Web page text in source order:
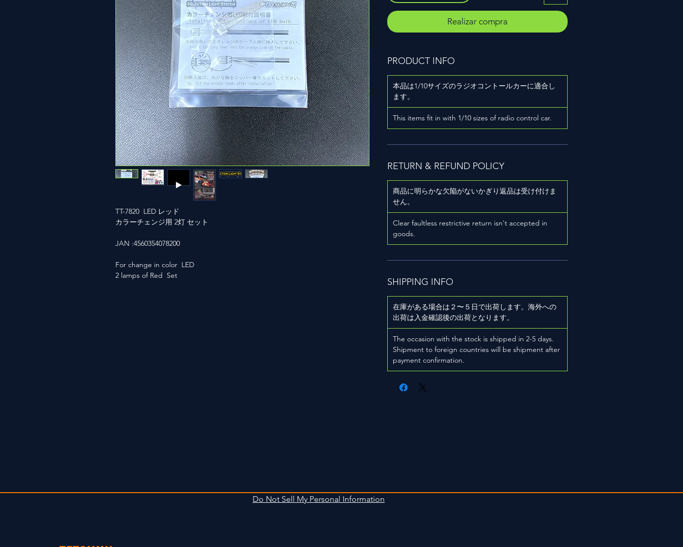
TT-7820 LED レッド
カラーチェンジ用 2灯 セット
JAN :4560354078200
For change in color LED
2 lamps of Red Set
Realizar compra
PRODUCT INFO
本品は1/10サイズのラジオコントールカーに適合し
ます。
This items fit in with 1/10 sizes of radio control car.
RETURN & REFUND POLICY
商品に明らかな欠陥がないかぎり返品は受け付けま
せん。
Clear faultless restrictive return isn't accepted in
goods.
SHIPPING INFO
在庫がある場合は２〜５日で出荷します。海外への
出荷は入金確認後の出荷となります。
The occasion with the stock is shipped in 2-5 days.
Shipment to foreign countries will be shipment after
payment confirmation.
Do Not Sell My Personal Information